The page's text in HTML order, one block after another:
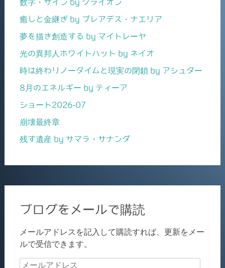
数字・サイン by クライオン
癒しと金継ぎ by プレアデス・ナエリア
夢を描き創造する by マイトレーヤ
光の異邦人ホワイトハット by ネイオ
時は終わりノータイムと現実の閉鎖 by アシュター
8月のエネルギー by ティーア
ショート2026-07
崩壊最終章
残す遺産 by サマラ・サナンダ
ブログをメールで購読
メールアドレスを記入して購読すれば、更新をメー
ルで受信できます。
メ